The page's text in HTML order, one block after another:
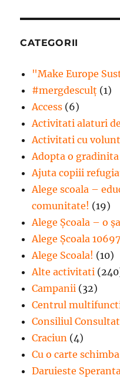
CATEGORII
"Make Europe
#mergdesculţ (1)
Access (6)
Activitati alaturi
Activitati cu
Adopta o gradinita
Ajuta copiii
Alege scoala –
comunitate! (19)
Alege Şcoala – o
Alege Școala
Alege Scoala! (10)
Alte activitati
Campanii (32)
Centrul
Consiliul
Craciun (4)
Cu o carte
Daruieste Speranta